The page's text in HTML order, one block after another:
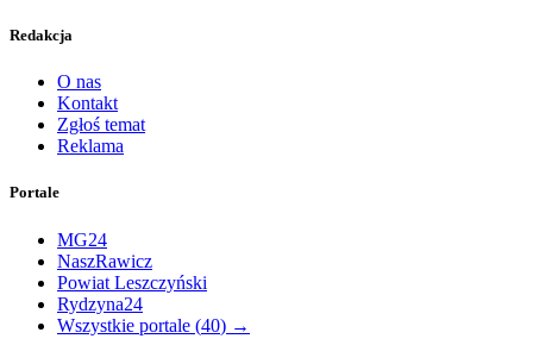
Redakcja
O nas
Kontakt
Zgłoś temat
Reklama
Portale
MG24
NaszRawicz
Powiat Leszczyński
Rydzyna24
Wszystkie portale (40) →